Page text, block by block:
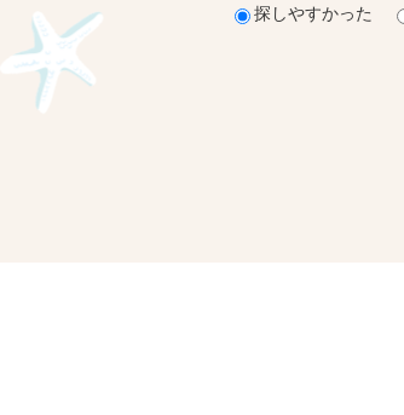
探しやすかった